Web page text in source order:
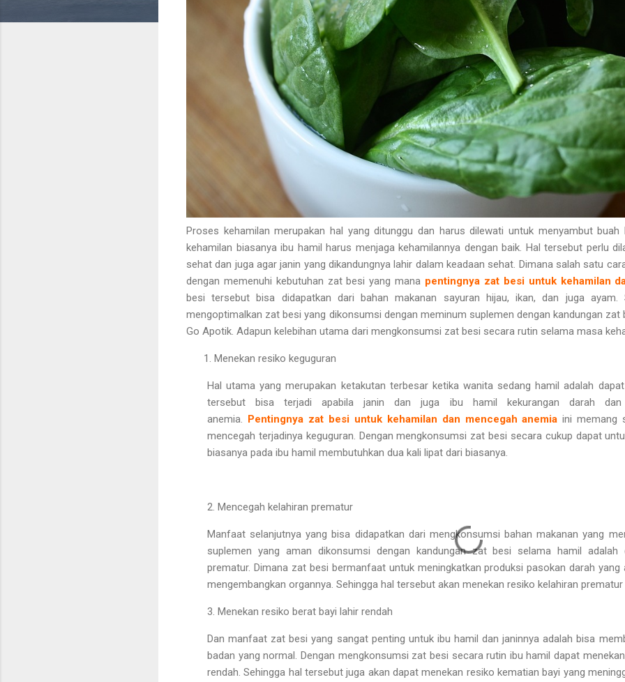
Proses kehamilan merupakan hal yang ditunggu dan harus dilewati untuk menyambut
kehamilan biasanya ibu hamil harus menjaga kehamilannya dengan baik. Hal tersebut perlu
sehat dan juga agar janin yang dikandungnya lahir dalam keadaan sehat. Dimana salah satu
dengan memenuhi kebutuhan zat besi yang mana pentingnya zat besi untuk kehamilan
besi tersebut bisa didapatkan dari bahan makanan sayuran hijau, ikan, dan juga
mengoptimalkan zat besi yang dikonsumsi dengan meminum suplemen dengan kandungan zat
Go Apotik. Adapun kelebihan utama dari mengkonsumsi zat besi secara rutin selama masa
Menekan resiko keguguran
Hal utama yang merupakan ketakutan terbesar ketika wanita sedang hamil adalah
tersebut bisa terjadi apabila janin dan juga ibu hamil kekurangan darah dan
anemia.
Pentingnya zat besi untuk kehamilan dan mencegah anemia ini memang
mencegah terjadinya keguguran. Dengan mengkonsumsi zat besi secara cukup dapat
biasanya pada ibu hamil membutuhkan dua kali lipat dari biasanya.
2. Mencegah kelahiran prematur
Manfaat selanjutnya yang bisa didapatkan dari mengkonsumsi bahan makanan yang
suplemen yang aman dikonsumsi dengan kandungan zat besi selama hamil adalah
prematur. Dimana zat besi bermanfaat untuk meningkatkan produksi pasokan darah
mengembangkan organnya. Sehingga hal tersebut akan menekan resiko kelahiran prematur
3. Menekan resiko berat bayi lahir rendah
Dan manfaat zat besi yang sangat penting untuk ibu hamil dan janinnya adalah bisa
badan yang normal. Dengan mengkonsumsi zat besi secara rutin ibu hamil dapat
rendah. Sehingga hal tersebut juga akan dapat menekan resiko kematian bayi yang